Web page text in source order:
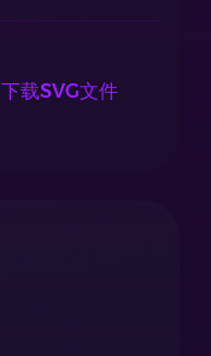
下载SVG文件